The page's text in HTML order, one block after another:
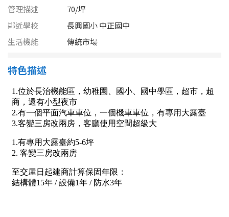
嘉義市
台南市
高雄市
屏東縣
台東縣
不拘
20~30 坪
70~80 坪
80坪以上
~
樓層
管理描述
70/坪
鄰近學校
長興國小 中正國中
生活機能
傳統市場
特色描述